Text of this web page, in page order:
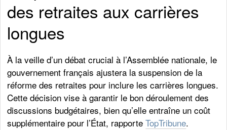
des retraites aux carrières
longues
À la veille d’un débat crucial à l’Assemblée nationale, le
gouvernement français ajustera la suspension de la
réforme des retraites pour inclure les carrières longues.
Cette décision vise à garantir le bon déroulement des
discussions budgétaires, bien qu’elle entraîne un coût
supplémentaire pour l’État, rapporteTopTribune.